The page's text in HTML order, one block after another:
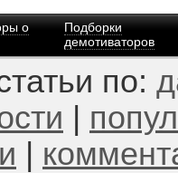
о
Подборки
демотиваторов
по: